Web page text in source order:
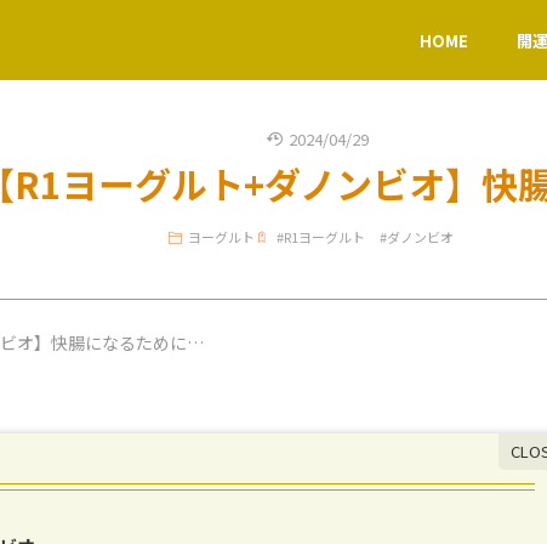
HOME 開
2024/04/29
R1ヨーグルト+ダノンビオ】快
ヨーグルト #R1ヨーグルト #ダノンビオ
オ】快腸になるために…